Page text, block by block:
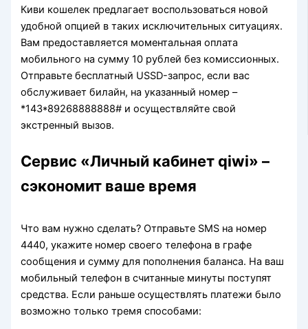
Киви кошелек предлагает воспользоваться новой
удобной опцией в таких исключительных ситуациях.
Вам предоставляется моментальная оплата
мобильного на сумму 10 рублей без комиссионных.
Отправьте бесплатный USSD-запрос, если вас
обслуживает билайн, на указанный номер –
*143*89268888888# и осуществляйте свой
экстренный вызов.
Сервис «Личный кабинет qiwi» –
сэкономит ваше время
Что вам нужно сделать? Отправьте SMS на номер
4440, укажите номер своего телефона в графе
сообщения и сумму для пополнения баланса. На ваш
мобильный телефон в считанные минуты поступят
средства. Если раньше осуществлять платежи было
возможно только тремя способами: